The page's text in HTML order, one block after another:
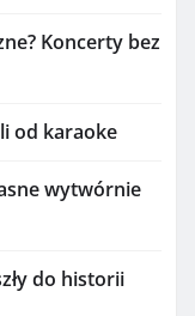
Koncerty bez
od karaoke
wytwórnie
do historii